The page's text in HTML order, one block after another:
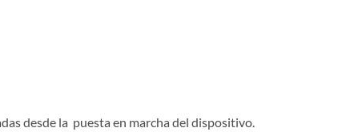
desde la puesta en marcha del dispositivo.